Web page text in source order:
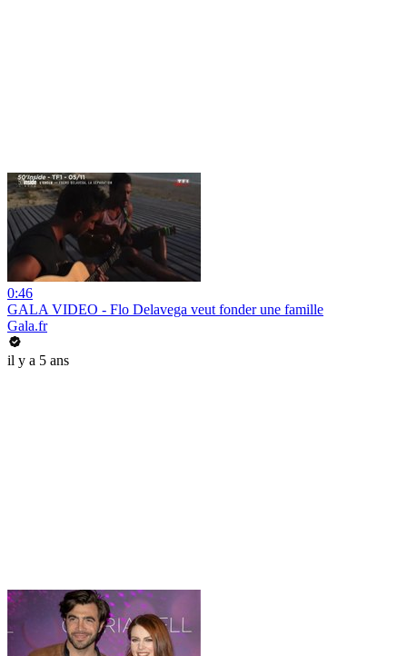
0:46
GALA VIDEO - Flo Delavega veut fonder une famille
Gala.fr
il y a 5 ans